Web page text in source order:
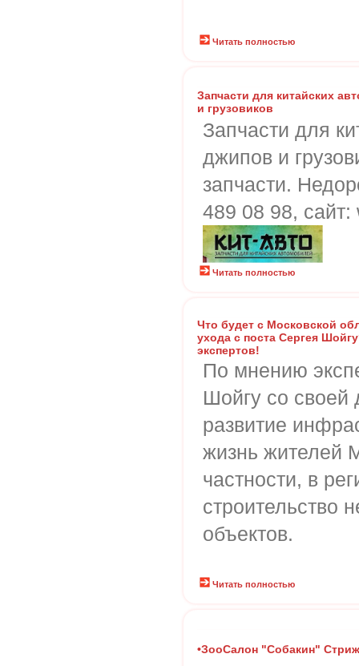
Читать полностью
Запчасти для китайских
и грузовиков
Запчасти для
джипов и
запчасти.
489 08 98,
Читать полностью
Что будет с Московской
ухода с поста Сергея
экспертов!
По мнению
Шойгу со своей
развитие
жизнь жителей
частности, в
строительство
объектов.
Читать полностью
•ЗооСалон "Собакин"